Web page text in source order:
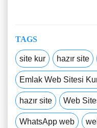
TAGS
site kur hazır site
Emlak Web Sitesi
hazır site Web
WhatsApp web